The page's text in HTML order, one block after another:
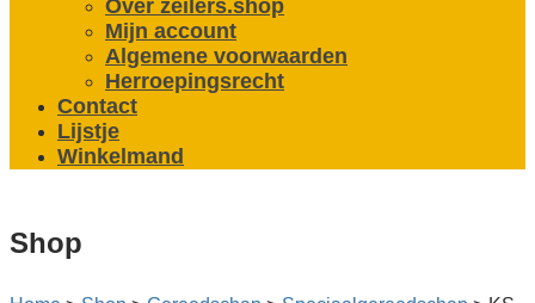
Over zeilers.shop
Mijn account
Algemene voorwaarden
Herroepingsrecht
Contact
Lijstje
Winkelmand
Shop